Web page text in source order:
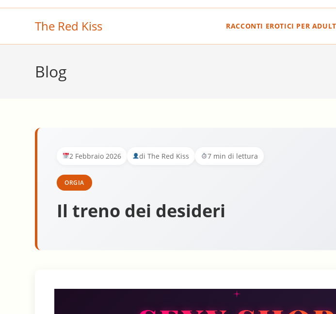
Salta
The Red Kiss RACCONTI EROTICI PER
Blog
2 Febbraio 2026 di The Red Kiss 7 min di lettura
ORGIA
Il treno dei desideri